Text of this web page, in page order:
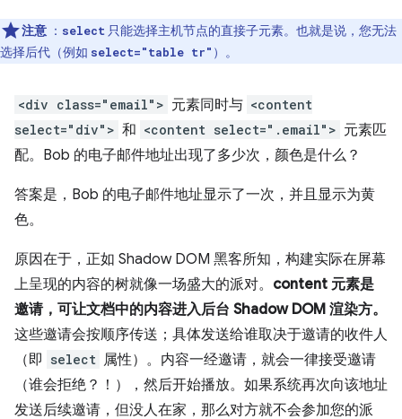
注意 ： select 只能选择主机节点的直接子元素。也就是说，您无法
选择后代（例如 select="table tr" ）。
<div class="email"> 元素同时与 <content
select="div"> 和 <content select=".email"> 元素匹
配。Bob 的电子邮件地址出现了多少次，颜色是什么？
答案是，Bob 的电子邮件地址显示了一次，并且显示为黄
色。
原因在于，正如 Shadow DOM 黑客所知，构建实际在屏幕
上呈现的内容的树就像一场盛大的派对。 content 元素是
邀请，可让文档中的内容进入后台 Shadow DOM 渲染方。
这些邀请会按顺序传送；具体发送给谁取决于邀请的收件人
（即 select 属性）。内容一经邀请，就会一律接受邀请
（谁会拒绝？！），然后开始播放。如果系统再次向该地址
发送后续邀请，但没人在家，那么对方就不会参加您的派